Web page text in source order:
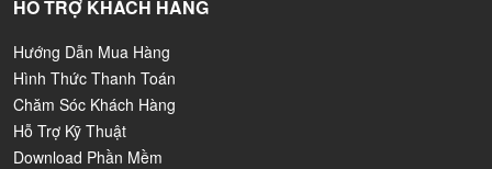
HỖ TRỢ KHÁCH HÀNG
Hướng Dẫn Mua Hàng
Hình Thức Thanh Toán
Chăm Sóc Khách Hàng
Hỗ Trợ Kỹ Thuật
Download Phần Mềm